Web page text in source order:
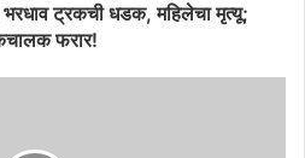
भरधाव ट्रकची धडक, महिलेचा मृत्यू;
फरार!